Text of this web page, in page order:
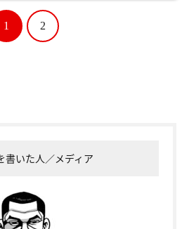
1 2
書いた人／メディア